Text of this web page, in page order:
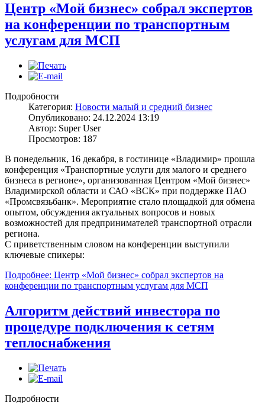
Центр «Мой бизнес» собрал экспертов
на конференции по транспортным
услугам для МСП
Подробности
Категория: Новости малый и средний бизнес
Опубликовано: 24.12.2024 13:19
Автор: Super User
Просмотров: 187
В понедельник, 16 декабря, в гостинице «Владимир» прошла
конференция «Транспортные услуги для малого и среднего
бизнеса в регионе», организованная Центром «Мой бизнес»
Владимирской области и САО «ВСК» при поддержке ПАО
«Промсвязьбанк». Мероприятие стало площадкой для обмена
опытом, обсуждения актуальных вопросов и новых
возможностей для предпринимателей транспортной отрасли
региона.
С приветственным словом на конференции выступили
ключевые спикеры:
Подробнее: Центр «Мой бизнес» собрал экспертов на
конференции по транспортным услугам для МСП
Алгоритм действий инвестора по
процедуре подключения к сетям
теплоснабжения
Подробности